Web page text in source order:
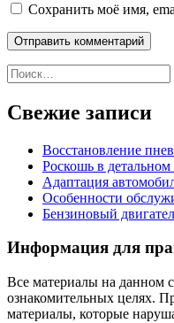
Сохранить моё имя,
Найти:
Свежие записи
Восстановление
Роскошь в
Адаптация
Особенности
Бензиновый
Информация для
Все материалы на данном
ознакомительных целях.
материалы, которые